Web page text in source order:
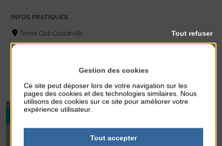
INFOS PRATIQUES
Tennis Club Coutainville
En savoir +
Gestion des cookies
Ce site peut déposer lors de votre navigation sur les
pages des cookies et des technologies similaires. Nous
utilisons des cookies sur ce site pour améliorer votre
expérience utilisateur.
Tout accepter
Tout refuser